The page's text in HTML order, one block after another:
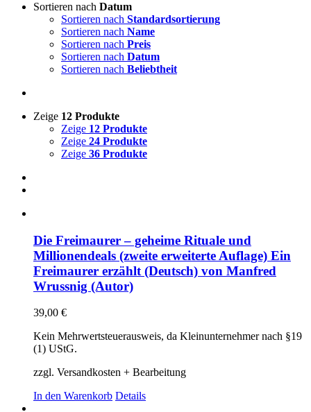
Sortieren nach Datum
Sortieren nach Standardsortierung
Sortieren nach Name
Sortieren nach Preis
Sortieren nach Datum
Sortieren nach Beliebtheit
Zeige 12 Produkte
Zeige 12 Produkte
Zeige 24 Produkte
Zeige 36 Produkte
Die Freimaurer – geheime Rituale und
Millionendeals (zweite erweiterte Auflage) Ein
Freimaurer erzählt (Deutsch) von Manfred
Wrussnig (Autor)
39,00 €
Kein Mehrwertsteuerausweis, da Kleinunternehmer nach §19
(1) UStG.
zzgl. Versandkosten + Bearbeitung
In den Warenkorb Details